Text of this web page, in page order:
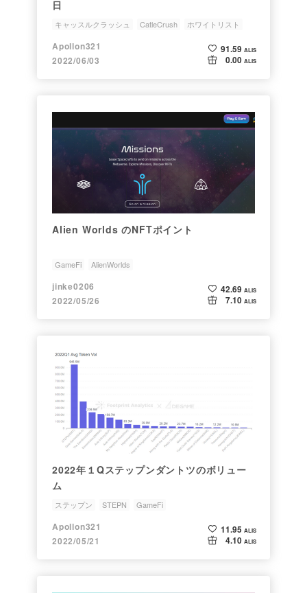
日
キャッスルクラッシュ CatleCrush
ホワイトリスト
GameFi
mineraland
Apollon321
2022/06/03
91.59 ALIS
0.00 ALIS
Alien Worlds のNFTポイント
GameFi AlienWorlds
jinke0206
2022/05/26
42.69 ALIS
7.10 ALIS
2022年１Qステップンダントツのボリュー
ム
ステップン STEPN GameFi
Apollon321
2022/05/21
11.95 ALIS
4.10 ALIS